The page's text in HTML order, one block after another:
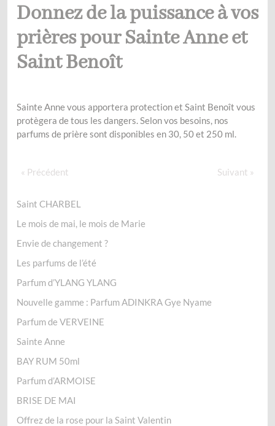
Donnez de la puissance à vos
prières pour Sainte Anne et
Saint Benoît
Sainte Anne vous apportera protection et Saint Benoît vous
protègera de tous les dangers. Selon vos besoins, nos
parfums de prière sont disponibles en 30, 50 et 250 ml.
« Précédent Suivant »
Saint CHARBEL
Le mois de mai, le mois de Marie
Envie de changement ?
Les parfums de l’été
Parfum d’YLANG YLANG
Nouvelle gamme : Parfum ADINKRA Gye Nyame
Parfum de VERVEINE
Sainte Anne
BAY RUM 50ml
Parfum d’ARMOISE
BRISE DE MAI
Offrez de la rose pour la Saint Valentin